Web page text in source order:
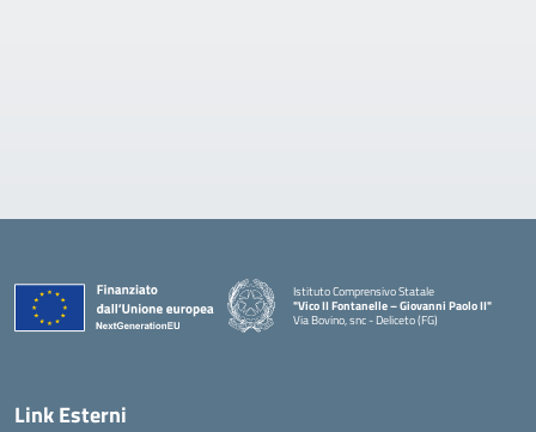
Istituto Comprensivo Statale
"Vico II Fontanelle – Giovanni Paolo II"
Via Bovino, snc - Deliceto (FG)
Link Esterni